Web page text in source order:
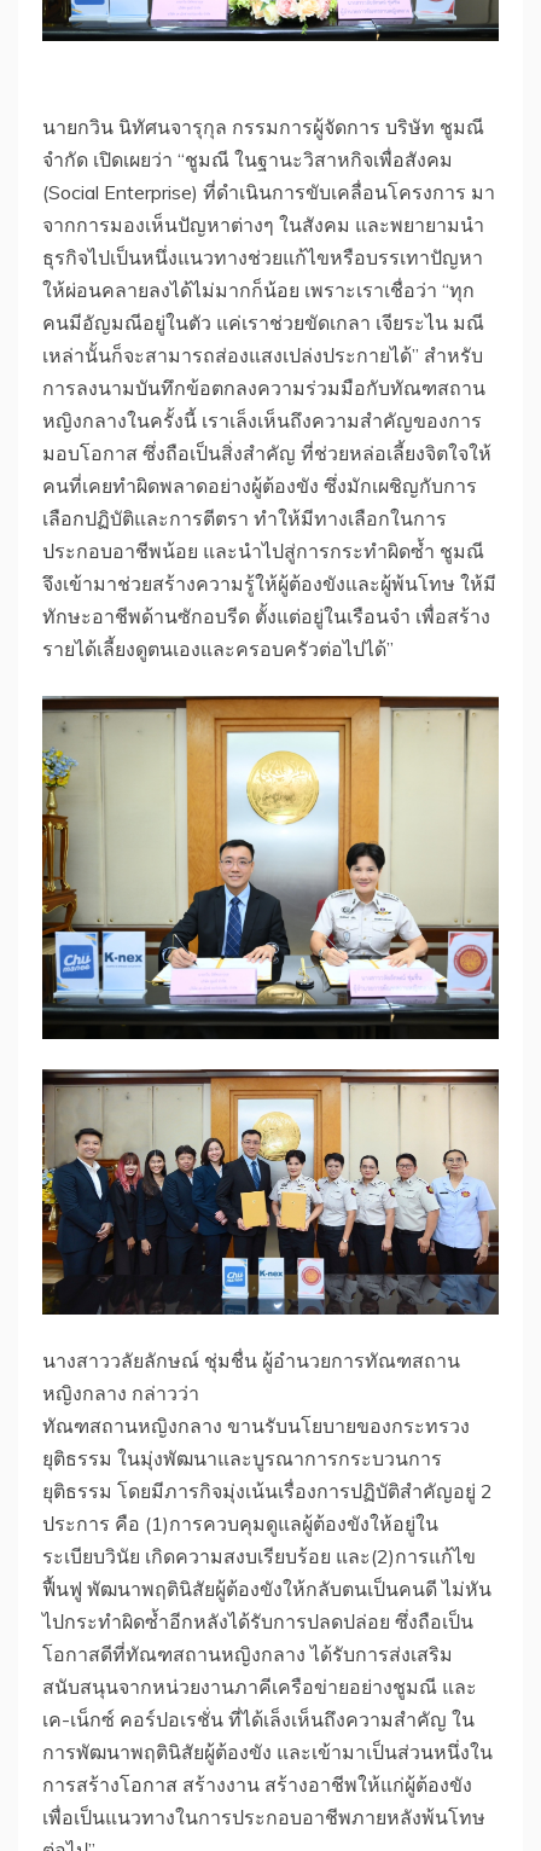
​นายกวิน นิทัศนจารุกุล กรรมการผู้จัดการ บริษัท ชูมณี
จำกัด เปิดเผยว่า “ชูมณี ในฐานะวิสาหกิจเพื่อสังคม
(Social Enterprise) ที่ดำเนินการขับเคลื่อนโครงการ มา
จากการมองเห็นปัญหาต่างๆ ในสังคม และพยายามนำ
ธุรกิจไปเป็นหนึ่งแนวทางช่วยแก้ไขหรือบรรเทาปัญหา
ให้ผ่อนคลายลงได้ไม่มากก็น้อย เพราะเราเชื่อว่า “ทุก
คนมีอัญมณีอยู่ในตัว แค่เราช่วยขัดเกลา เจียระไน มณี
เหล่านั้นก็จะสามารถส่องแสงเปล่งประกายได้” สำหรับ
การลงนามบันทึกข้อตกลงความร่วมมือกับทัณฑสถาน
หญิงกลางในครั้งนี้ เราเล็งเห็นถึงความสำคัญของการ
มอบโอกาส ซึ่งถือเป็นสิ่งสำคัญ ที่ช่วยหล่อเลี้ยงจิตใจให้
คนที่เคยทำผิดพลาดอย่างผู้ต้องขัง ซึ่งมักเผชิญกับการ
เลือกปฏิบัติและการตีตรา ทำให้มีทางเลือกในการ
ประกอบอาชีพน้อย และนำไปสู่การกระทำผิดซ้ำ ชูมณี
จึงเข้ามาช่วยสร้างความรู้ให้ผู้ต้องขังและผู้พ้นโทษ ให้มี
ทักษะอาชีพด้านซักอบรีด ตั้งแต่อยู่ในเรือนจำ เพื่อสร้าง
รายได้เลี้ยงดูตนเองและครอบครัวต่อไปได้”
นางสาววลัยลักษณ์ ชุ่มชื่น ผู้อำนวยการทัณฑสถาน
หญิงกลาง กล่าวว่า
ทัณฑสถานหญิงกลาง ขานรับนโยบายของกระทรวง
ยุติธรรม ในมุ่งพัฒนาและบูรณาการกระบวนการ
ยุติธรรม โดยมีภารกิจมุ่งเน้นเรื่องการปฏิบัติสำคัญอยู่ 2
ประการ คือ (1)การควบคุมดูแลผู้ต้องขังให้อยู่ใน
ระเบียบวินัย เกิดความสงบเรียบร้อย และ(2)การแก้ไข
ฟื้นฟู พัฒนาพฤตินิสัยผู้ต้องขังให้กลับตนเป็นคนดี ไม่หัน
ไปกระทำผิดซ้ำอีกหลังได้รับการปลดปล่อย ซึ่งถือเป็น
โอกาสดีที่ทัณฑสถานหญิงกลาง ได้รับการส่งเสริม
สนับสนุนจากหน่วยงานภาคีเครือข่ายอย่างชูมณี และ
เค-เน็กซ์ คอร์ปอเรชั่น ที่ได้เล็งเห็นถึงความสำคัญ ใน
การพัฒนาพฤตินิสัยผู้ต้องขัง และเข้ามาเป็นส่วนหนึ่งใน
การสร้างโอกาส สร้างงาน สร้างอาชีพให้แก่ผู้ต้องขัง
เพื่อเป็นแนวทางในการประกอบอาชีพภายหลังพ้นโทษ